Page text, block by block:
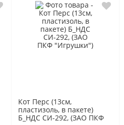
Кот Перс (13см,
пластизоль, в пакете)
Б_НДС СИ-292, (ЗАО ПКФ